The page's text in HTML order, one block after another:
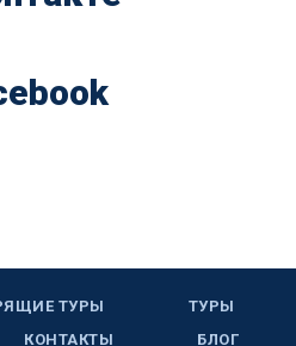
ТУРЫ
ТУРЫ
КОНТАКТЫ БЛОГ